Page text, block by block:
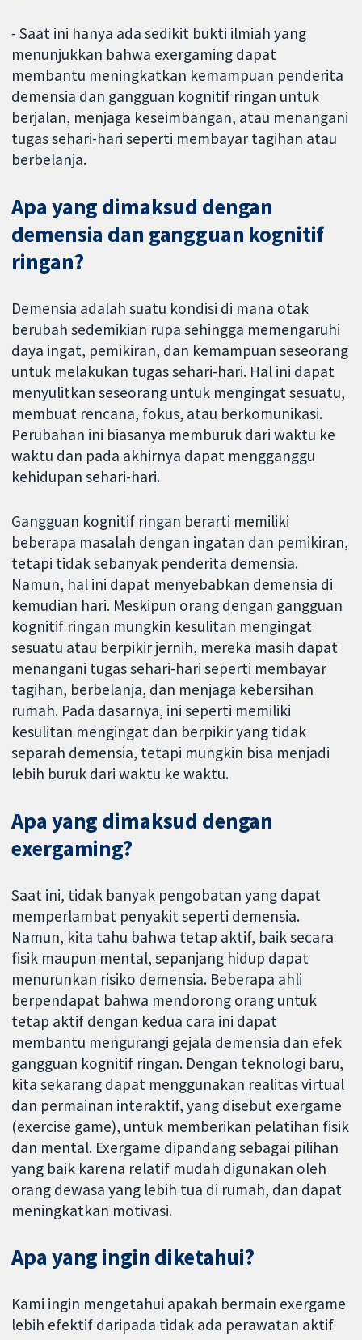
- Saat ini hanya ada sedikit bukti ilmiah yang
menunjukkan bahwa exergaming dapat
membantu meningkatkan kemampuan penderita
demensia dan gangguan kognitif ringan untuk
berjalan, menjaga keseimbangan, atau menangani
tugas sehari-hari seperti membayar tagihan atau
berbelanja.
Apa yang dimaksud dengan
demensia dan gangguan kognitif
ringan?
Demensia adalah suatu kondisi di mana otak
berubah sedemikian rupa sehingga memengaruhi
daya ingat, pemikiran, dan kemampuan seseorang
untuk melakukan tugas sehari-hari. Hal ini dapat
menyulitkan seseorang untuk mengingat sesuatu,
membuat rencana, fokus, atau berkomunikasi.
Perubahan ini biasanya memburuk dari waktu ke
waktu dan pada akhirnya dapat mengganggu
kehidupan sehari-hari.
Gangguan kognitif ringan berarti memiliki
beberapa masalah dengan ingatan dan pemikiran,
tetapi tidak sebanyak penderita demensia.
Namun, hal ini dapat menyebabkan demensia di
kemudian hari. Meskipun orang dengan gangguan
kognitif ringan mungkin kesulitan mengingat
sesuatu atau berpikir jernih, mereka masih dapat
menangani tugas sehari-hari seperti membayar
tagihan, berbelanja, dan menjaga kebersihan
rumah. Pada dasarnya, ini seperti memiliki
kesulitan mengingat dan berpikir yang tidak
separah demensia, tetapi mungkin bisa menjadi
lebih buruk dari waktu ke waktu.
Apa yang dimaksud dengan
exergaming?
Saat ini, tidak banyak pengobatan yang dapat
memperlambat penyakit seperti demensia.
Namun, kita tahu bahwa tetap aktif, baik secara
fisik maupun mental, sepanjang hidup dapat
menurunkan risiko demensia. Beberapa ahli
berpendapat bahwa mendorong orang untuk
tetap aktif dengan kedua cara ini dapat
membantu mengurangi gejala demensia dan efek
gangguan kognitif ringan. Dengan teknologi baru,
kita sekarang dapat menggunakan realitas virtual
dan permainan interaktif, yang disebut exergame
(exercise game), untuk memberikan pelatihan fisik
dan mental. Exergame dipandang sebagai pilihan
yang baik karena relatif mudah digunakan oleh
orang dewasa yang lebih tua di rumah, dan dapat
meningkatkan motivasi.
Apa yang ingin diketahui?
Kami ingin mengetahui apakah bermain exergame
lebih efektif daripada tidak ada perawatan aktif